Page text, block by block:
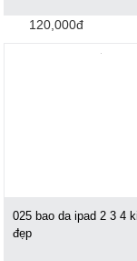
120,000đ
025 bao da ipad 2 3 4
đẹp